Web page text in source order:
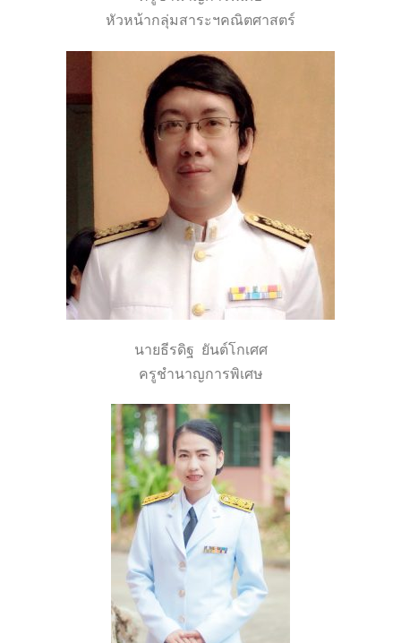
หัวหน้ากลุ่มสาระฯคณิตศาสตร์
นายธีรดิฐ ยันต์โกเศศ
ครูชำนาญการพิเศษ